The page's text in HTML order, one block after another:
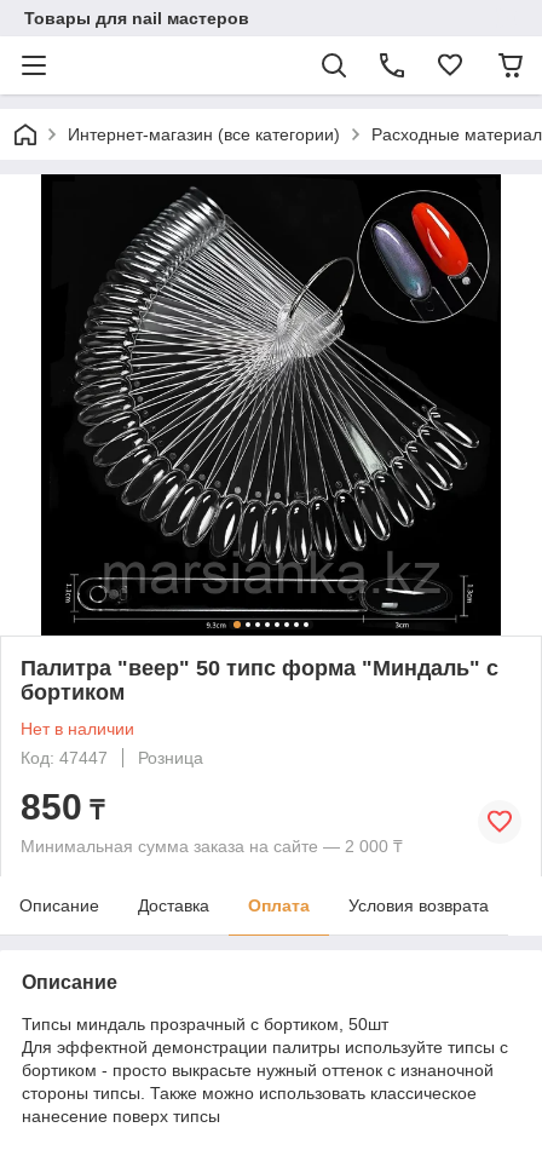
Товары для nail мастеров
Интернет-магазин (все категории) Расходные
Палитра "веер" 50 типс форма "Миндаль" с
бортиком
Нет в наличии
Код: 47447
Розница
850 ₸
Минимальная сумма заказа на сайте — 2 000 ₸
Описание Доставка Оплата Условия возврата
Описание
Типсы миндаль прозрачный с бортиком, 50шт
Для эффектной демонстрации палитры используйте типсы с
бортиком - просто выкрасьте нужный оттенок с изнаночной
стороны типсы. Также можно использовать классическое
нанесение поверх типсы